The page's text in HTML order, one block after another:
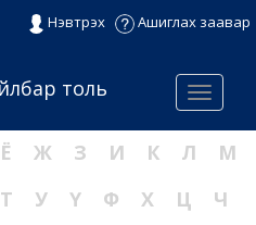
Нэвтрэх Ашиглах заавар
Menu
толь
Ё Ж З И К Л
М
Т У Ү Ф Х Ц
Ч